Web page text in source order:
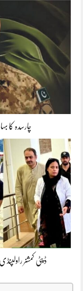
چارسدہ کا
ڈپٹی کمشنر